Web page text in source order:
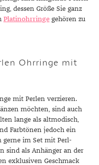
dessen Größe Sie ganz
Platinohrringe gehören zu
Ohrringe mit
mit Perlen verzieren.
möchten, sind auch
lange als altmodisch,
Farbtönen jedoch ein
gerne im Set mit Perl-
sind als Anhänger an der
exklusiven Geschmack